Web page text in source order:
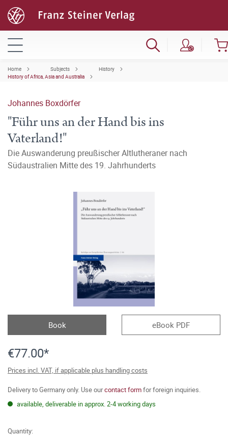
Home Subjects
History
History of Africa, Asia and Australia
Johannes Boxdörfer
"Führ uns an der Hand bis ins
Vaterland!"
Die Auswanderung preußischer Altlutheraner nach
Südaustralien Mitte des 19. Jahrhunderts
Book eBook PDF
€77.00*
Prices incl. VAT, if applicable plus handling costs
Delivery to Germany only. Use ourcontact formfor foreign inquiries.
available, deliverable in approx. 2-4 working days
Quantity: